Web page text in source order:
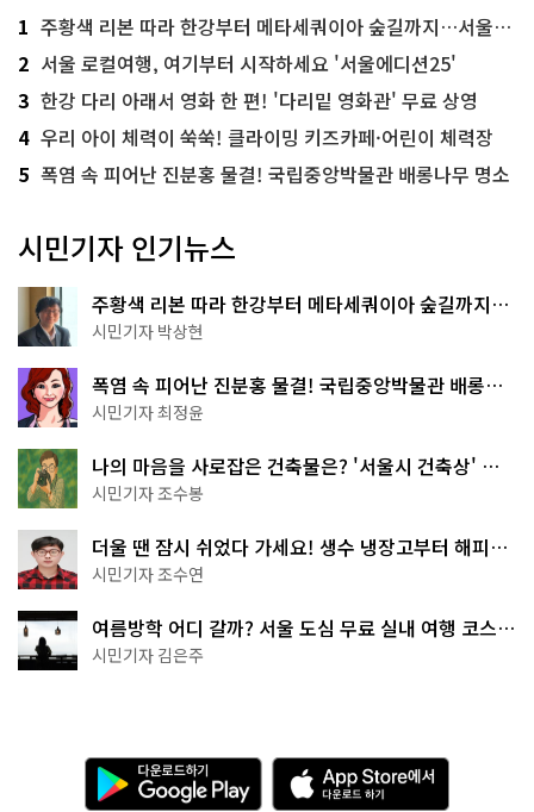
1 주황색 리본 따라 한강부터 메타세쿼이아 숲길까지…서울둘레길 15코스
2 서울 로컬여행, 여기부터 시작하세요 '서울에디션25'
3 한강 다리 아래서 영화 한 편! '다리밑 영화관' 무료 상영
4 우리 아이 체력이 쑥쑥! 클라이밍 키즈카페·어린이 체력장
5 폭염 속 피어난 진분홍 물결! 국립중앙박물관 배롱나무 명소
시민기자 인기뉴스
주황색 리본 따라 한강부터 메타세쿼이아 숲길까지…
서울둘레길 15코스
시민기자 박상현
폭염 속 피어난 진분홍 물결! 국립중앙박물관 배롱나
무 명소
시민기자 최정윤
나의 마음을 사로잡은 건축물은? '서울시 건축상' 수
상작 공개!
시민기자 조수봉
더울 땐 잠시 쉬었다 가세요! 생수 냉장고부터 해피소
·무더위쉼터까지
시민기자 조수연
여름방학 어디 갈까? 서울 도심 무료 실내 여행 코스
추천
시민기자 김은주
다
운
A
p